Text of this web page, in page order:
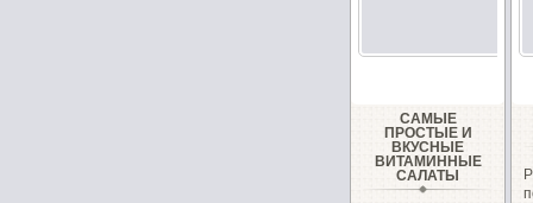
САМЫЕ
ПРОСТЫЕ И
ВКУСНЫЕ
ВИТАМИННЫЕ
САЛАТЫ